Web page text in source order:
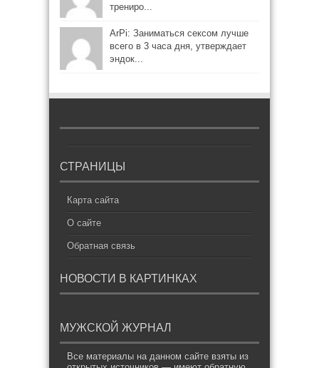
трениро...
ArPi: Заниматься сексом лучше
всего в 3 часа дня, утверждает
эндок...
СТРАНИЦЫ
Карта сайта
О сайте
Обратная связь
НОВОСТИ В КАРТИНКАХ
МУЖСКОЙ ЖУРНАЛ
Все материалы на данном сайте взяты из